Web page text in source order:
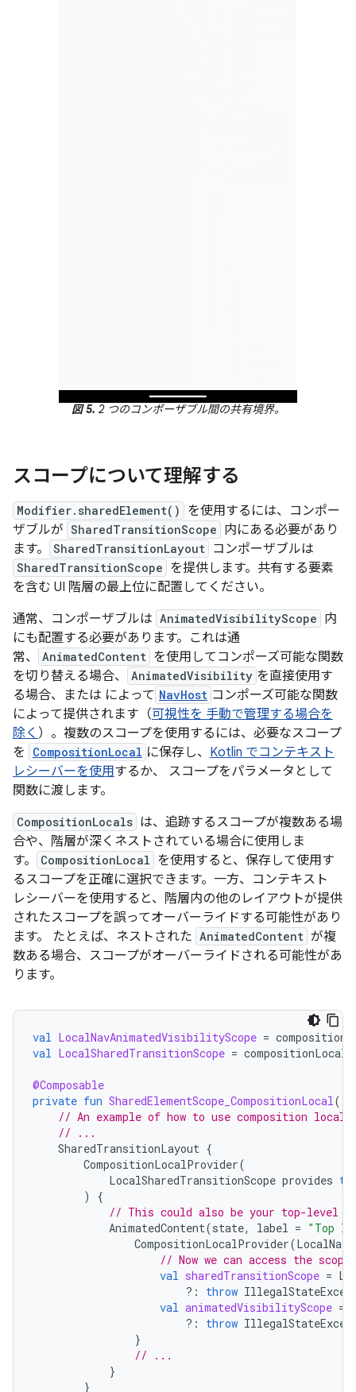
図 5. 2 つのコンポーザブル間の共有境界。
スコープについて理解する
Modifier.sharedElement()
を使用するには、コンポー
ザブルが SharedTransitionScope 内にある必要があり
ます。
SharedTransitionLayout コンポーザブルは
SharedTransitionScope を提供します。共有する要素
を含む UI 階層の最上位に配置してください。
通常、コンポーザブルは AnimatedVisibilityScope 内
にも配置する必要があります。これは通
常、
AnimatedContent を使用してコンポーズ可能な関数
を切り替える場合、
AnimatedVisibility を直接使用す
る場合、または によって NavHost コンポーズ可能な関数
によって提供されます（可視性を 手動で管理する場合を
除く ）。複数のスコープを使用するには、必要なスコープ
を
CompositionLocal に保存し、 Kotlin でコンテキスト
レシーバーを使用するか、 スコープをパラメータとして
関数に渡します。
CompositionLocals は、追跡するスコープが複数ある場
合や、階層が深くネストされている場合に使用しま
す。
CompositionLocal を使用すると、保存して使用す
るスコープを正確に選択できます。一方、コンテキスト
レシーバーを使用すると、階層内の他のレイアウトが提供
されたスコープを誤ってオーバーライドする可能性があり
ます。 たとえば、ネストされた AnimatedContent が複
数ある場合、スコープがオーバーライドされる可能性があ
ります。
val LocalNavAnimatedVisibilityScope =
val LocalSharedTransitionScope =
@Composable
private fun SharedElementScope_CompositionLocal()
// An example of how to use composition
// ...
SharedTransitionLayout {
CompositionLocalProvider(
LocalSharedTransitionScope provides
)
{
// This could also be your top-level
AnimatedContent(state, label = "Top
CompositionLocalProvider(
// Now we can access the
val sharedTransitionScope =
?:
throw
val animatedVisibilityScope =
?:
throw
}
// ...
}
}